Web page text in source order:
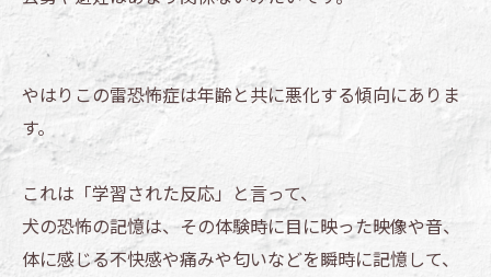
やはりこの雷恐怖症は年齢と共に悪化する傾向にありま
す。
これは「学習された反応」と言って、
犬の恐怖の記憶は、その体験時に目に映った映像や音、
体に感じる不快感や痛みや匂いなどを瞬時に記憶して、